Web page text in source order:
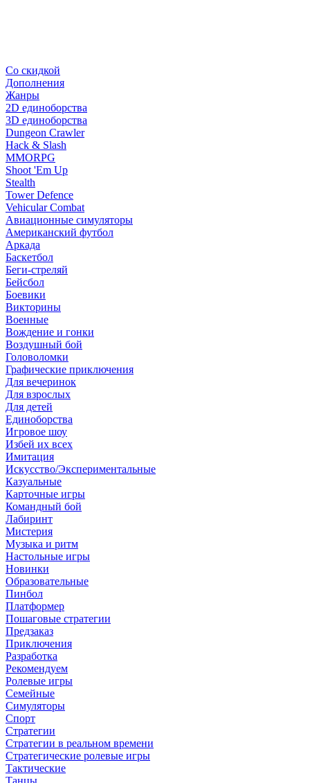
Со скидкой
Дополнения
Жанры
2D единоборства
3D единоборства
Dungeon Crawler
Hack & Slash
MMORPG
Shoot 'Em Up
Stealth
Tower Defence
Vehicular Combat
Авиационные симуляторы
Американский футбол
Аркада
Баскетбол
Беги-стреляй
Бейсбол
Боевики
Викторины
Военные
Вождение и гонки
Воздушный бой
Головоломки
Графические приключения
Для вечеринок
Для взрослых
Для детей
Единоборства
Игровое шоу
Избей их всех
Имитация
Искусство/Экспериментальные
Казуальные
Карточные игры
Командный бой
Лабиринт
Мистерия
Музыка и ритм
Настольные игры
Новинки
Образовательные
Пинбол
Платформер
Пошаговые стратегии
Предзаказ
Приключения
Разработка
Рекомендуем
Ролевые игры
Семейные
Симуляторы
Спорт
Стратегии
Стратегии в реальном времени
Стратегические ролевые игры
Тактические
Танцы